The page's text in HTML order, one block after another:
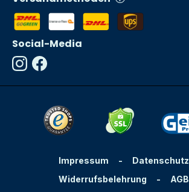
Social-Media
Impressum - Datenschutz
Widerrufsbelehrung
- AGB